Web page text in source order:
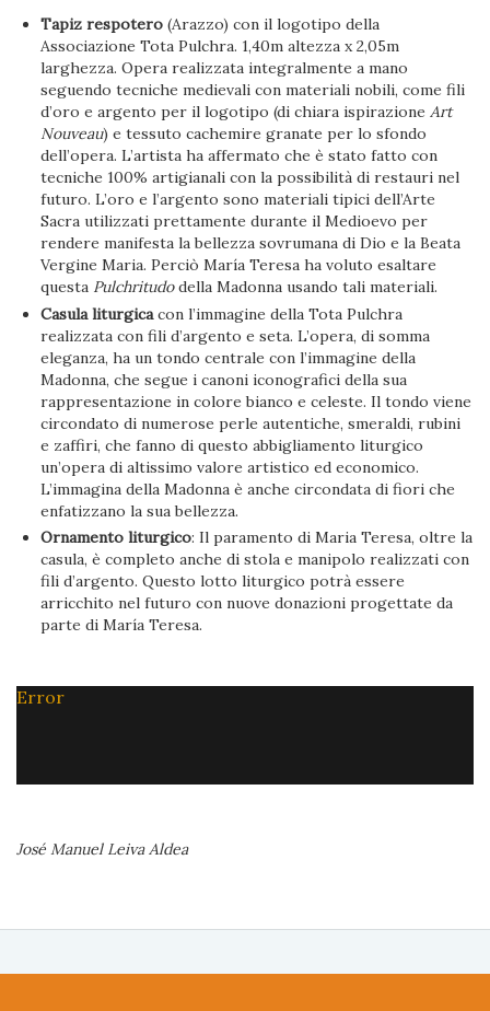
Tapiz respotero (Arazzo) con il logotipo della
Associazione Tota Pulchra. 1,40m altezza x 2,05m
larghezza. Opera realizzata integralmente a mano
seguendo tecniche medievali con materiali nobili, come fili
d’oro e argento per il logotipo (di chiara ispirazioneArt
Nouveau) e tessuto cachemire granate per lo sfondo
dell’opera. L’artista ha affermato che è stato fatto con
tecniche 100% artigianali con la possibilità di restauri nel
futuro. L’oro e l’argento sono materiali tipici dell’Arte
Sacra utilizzati prettamente durante il Medioevo per
rendere manifesta la bellezza sovrumana di Dio e la Beata
Vergine Maria. Perciò María Teresa ha voluto esaltare
questa Pulchritudodella Madonna usando tali materiali.
Casula liturgicacon l’immagine della Tota Pulchra
realizzata con fili d’argento e seta. L’opera, di somma
eleganza, ha un tondo centrale con l’immagine della
Madonna, che segue i canoni iconografici della sua
rappresentazione in colore bianco e celeste. Il tondo viene
circondato di numerose perle autentiche, smeraldi, rubini
e zaffiri, che fanno di questo abbigliamento liturgico
un’opera di altissimo valore artistico ed economico.
L’immagina della Madonna è anche circondata di fiori che
enfatizzano la sua bellezza.
Ornamento liturgico: Il paramento di Maria Teresa, oltre la
casula, è completo anche di stola e manipolo realizzati con
fili d’argento. Questo lotto liturgico potrà essere
arricchito nel futuro con nuove donazioni progettate da
parte di María Teresa.
Error
José Manuel Leiva Aldea